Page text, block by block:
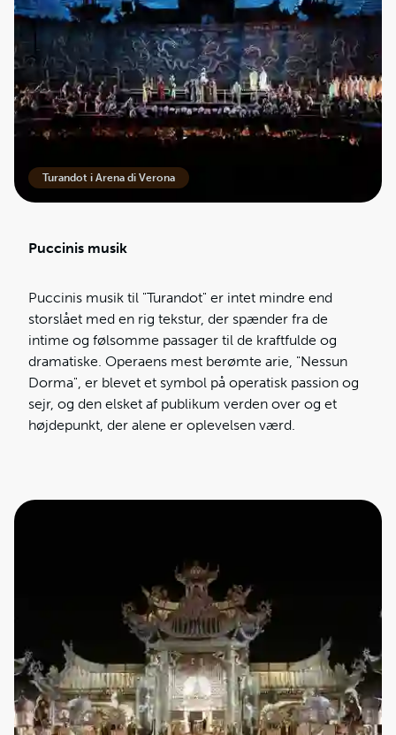
Turandot i Arena di Verona
Puccinis musik
Puccinis musik til "Turandot" er intet mindre end
storslået med en rig tekstur, der spænder fra de
intime og følsomme passager til de kraftfulde og
dramatiske. Operaens mest berømte arie, "Nessun
Dorma", er blevet et symbol på operatisk passion og
sejr, og den elsket af publikum verden over og et
højdepunkt, der alene er oplevelsen værd.